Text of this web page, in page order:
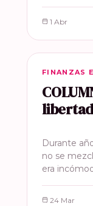
1 Abr
FINANZAS
FINANZAS
Durante
no se
era
24 Mar